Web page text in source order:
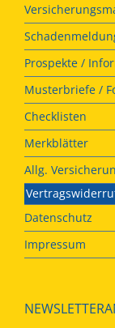
Prospekte /
Musterbriefe /
Checklisten
Merkblätter
Allg.
Datenschutz
Impressum